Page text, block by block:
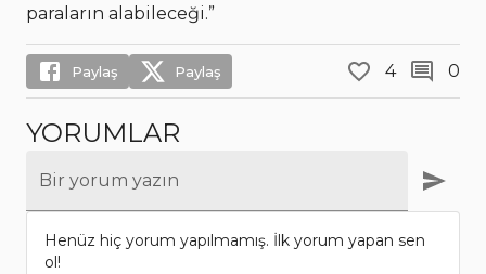
paraların alabileceği.”
Paylaş Paylaş 4 0
YORUMLAR
Bir yorum yazın
Henüz hiç yorum yapılmamış. İlk yorum yapan sen
ol!